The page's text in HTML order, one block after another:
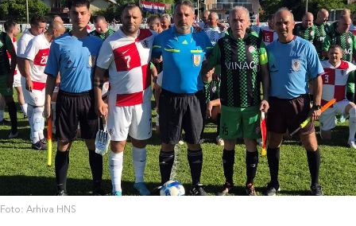
Foto: Arhiva HNS